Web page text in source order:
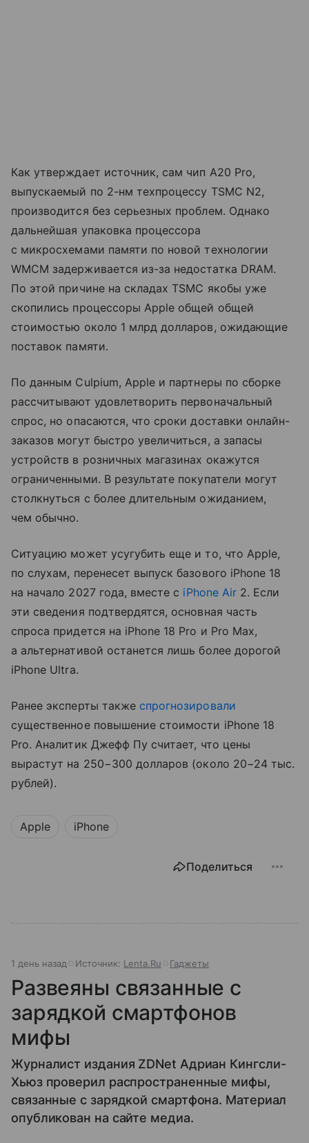
Как утверждает источник, сам чип A20 Pro,
выпускаемый по 2-нм техпроцессу TSMC N2,
производится без серьезных проблем. Однако
дальнейшая упаковка процессора
с микросхемами памяти по новой технологии
WMCM задерживается из-за недостатка DRAM.
По этой причине на складах TSMC якобы уже
скопились процессоры Apple общей общей
стоимостью около 1 млрд долларов, ожидающие
поставок памяти.
По данным Culpium, Apple и партнеры по сборке
рассчитывают удовлетворить первоначальный
спрос, но опасаются, что сроки доставки онлайн-
заказов могут быстро увеличиться, а запасы
устройств в розничных магазинах окажутся
ограниченными. В результате покупатели могут
столкнуться с более длительным ожиданием,
чем обычно.
Ситуацию может усугубить еще и то, что Apple,
по слухам, перенесет выпуск базового iPhone 18
на начало 2027 года, вместе с iPhone Air2. Если
эти сведения подтвердятся, основная часть
спроса придется на iPhone 18 Pro и Pro Max,
а альтернативой останется лишь более дорогой
iPhone Ultra.
Ранее эксперты также спрогнозировали
существенное повышение стоимости iPhone 18
Pro. Аналитик Джефф Пу считает, что цены
вырастут на 250−300 долларов (около 20−24 тыс.
рублей).
Apple iPhone
Поделиться
1 день назад Источник: Lenta.Ru Гаджеты
Развеяны связанные с
зарядкой смартфонов
мифы
Журналист издания ZDNet Адриан Кингсли-
Хьюз проверил распространенные мифы,
связанные с зарядкой смартфона. Материал
опубликован на сайте медиа.